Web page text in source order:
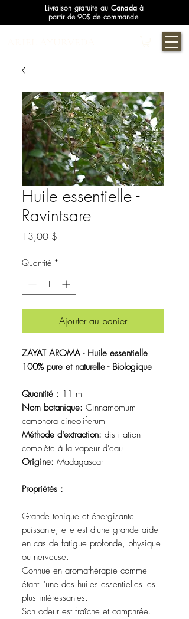
Livraison gratuite au Canada à
partir de 90$ de commande
Huile essentielle -
Ravintsare
13,00 $
Quantité *
Ajouter au panier
ZAYAT AROMA - Huile essentielle
100% pure et naturelle - Biologique
Quantité : 11 ml
Nom botanique: Cinnamomum
camphora cineoliferum
Méthode d'extraction: distillation
complète à la vapeur d'eau
Origine: Madagascar
Propriétés :
Grande tonique et énergisante
puissante, elle est d'une grande aide
en cas de fatigue profonde, physique
ou nerveuse.
Connue en aromathérapie comme
étant l'une des huiles essentielles les
plus intéressantes.
Son odeur est fraîche et camphrée.